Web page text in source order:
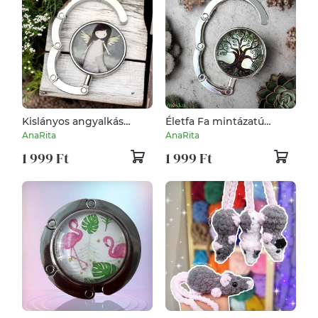
Kislányos angyalkás
mintás Táska Akasztó
AnaRita
1 999 Ft
Életfa Fa mintázatú
Üveglencsés Táska
5838930
AnaRita
1 999 Ft